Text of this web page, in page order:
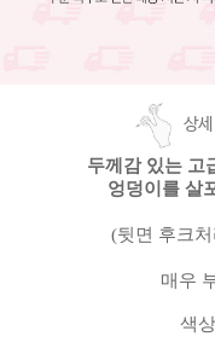
상
두께감 있는 고
엉덩이를 살
(뒷면 후크
매우
색상